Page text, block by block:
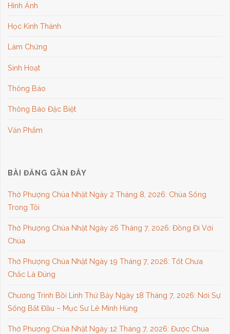
Hình Ảnh
Học Kinh Thánh
Làm Chứng
Sinh Hoạt
Thông Báo
Thông Báo Đặc Biệt
Văn Phẩm
BÀI ĐĂNG GẦN ĐÂY
Thờ Phượng Chúa Nhật Ngày 2 Tháng 8, 2026: Chúa Sống
Trong Tôi
Thờ Phượng Chúa Nhật Ngày 26 Tháng 7, 2026: Đồng Đi Với
Chúa
Thờ Phượng Chúa Nhật Ngày 19 Tháng 7, 2026: Tốt Chưa
Chắc Là Đúng
Chương Trình Bồi Linh Thứ Bảy Ngày 18 Tháng 7, 2026: Nơi Sự
Sống Bắt Đầu – Mục Sư Lê Minh Hùng
Thờ Phượng Chúa Nhật Ngày 12 Tháng 7, 2026: Được Chúa